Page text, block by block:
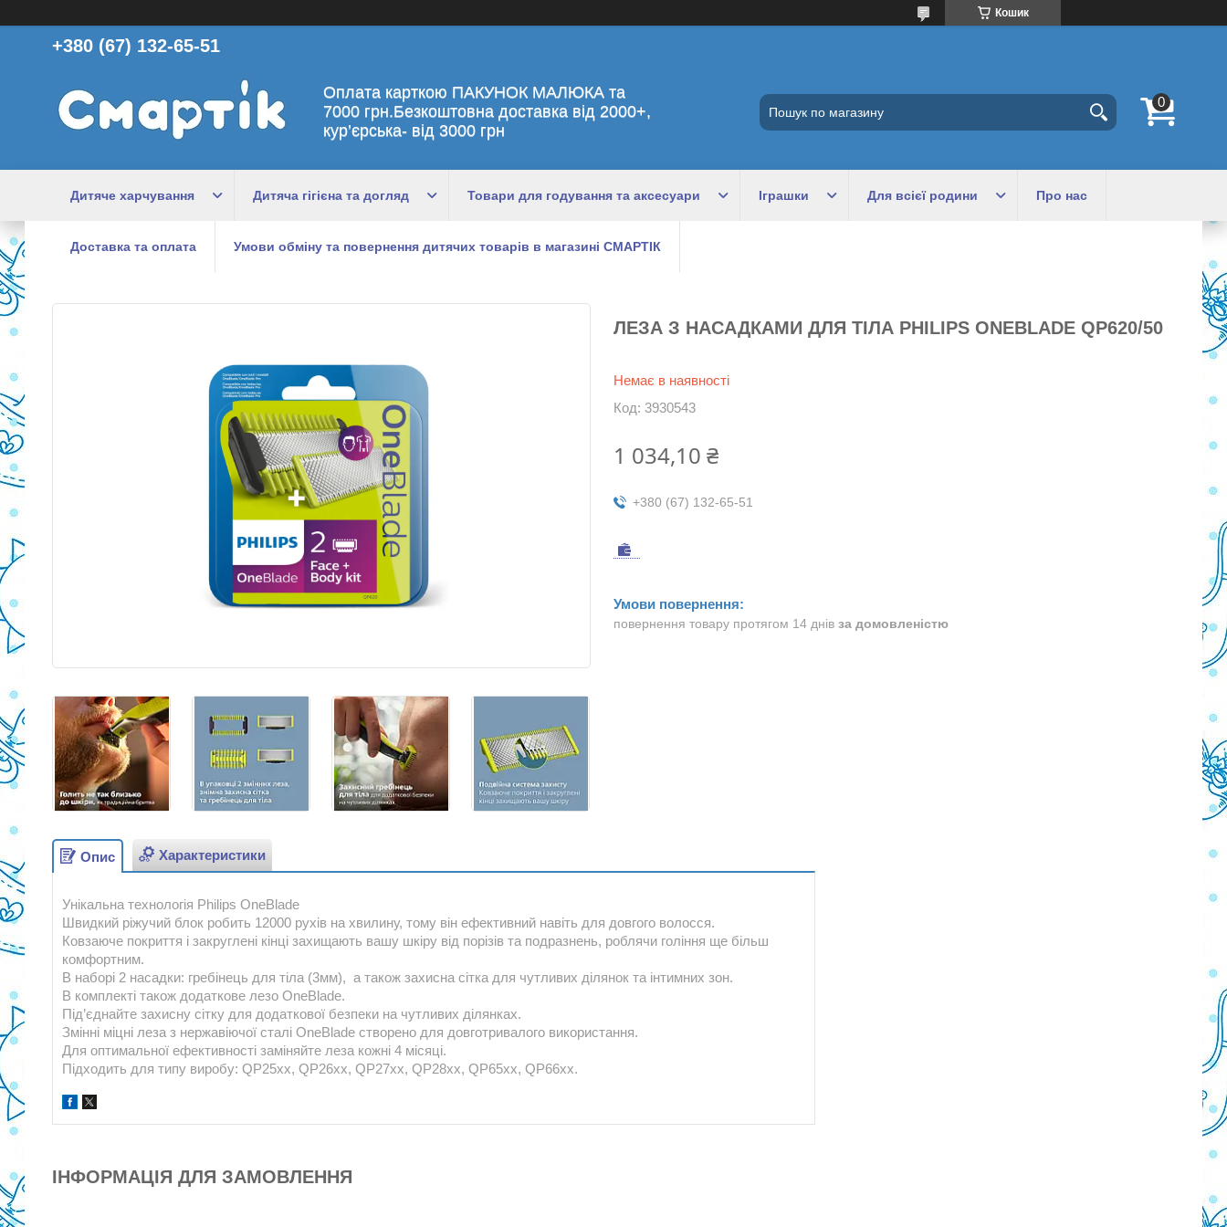
Кошик
+380 (67) 132-65-51
Оплата карткою ПАКУНОК МАЛЮКА та
7000 грн.Безкоштовна доставка від 2000+,
кур’єрська- від 3000 грн
Дитяче харчування Дитяча гігієна та догляд Товари для годування та аксесуари Іграшки Для всієї родини Про нас
Доставка та оплата Умови обміну та повернення дитячих товарів в магазині СМАРТІК
ЛЕЗА З НАСАДКАМИ ДЛЯ ТІЛА PHILIPS ONEBLADE QP620/50
Немає в наявності
Код: 3930543
1 034,10 ₴
+380 (67) 132-65-51
повернення товару протягом 14 днів за домовленістю
Опис Характеристики
Унікальна технологія Philips OneBlade
Швидкий ріжучий блок робить 12000 рухів на хвилину, тому він ефективний навіть для довгого волосся.
Ковзаюче покриття і закруглені кінці захищають вашу шкіру від порізів та подразнень, роблячи гоління ще більш
комфортним.
В наборі 2 насадки: гребінець для тіла (3мм), а також захисна сітка для чутливих ділянок та інтимних зон.
В комплекті також додаткове лезо OneBlade.
Під’єднайте захисну сітку для додаткової безпеки на чутливих ділянках.
Змінні міцні леза з нержавіючої сталі OneBlade створено для довготривалого використання.
Для оптимальної ефективності заміняйте леза кожні 4 місяці.
Підходить для типу виробу: QP25xx, QP26xx, QP27xx, QP28xx, QP65xx, QP66xx.
ІНФОРМАЦІЯ ДЛЯ ЗАМОВЛЕННЯ